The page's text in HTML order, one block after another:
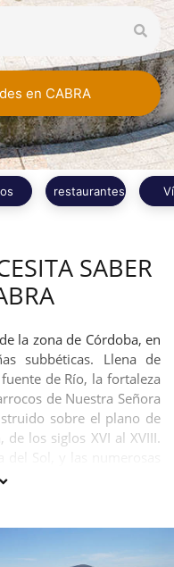
en CABRA
restaurantes
SABER
la zona de Córdoba, en
subbéticas. Llena de
de Río, la fortaleza
de Nuestra Señora
sobre el plano de
de los siglos XVI al XVIII.
Sol, y las numerosas